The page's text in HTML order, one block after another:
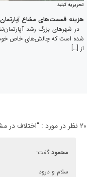
تحریریه کیلید
هزینه قسمت‌های مشاع
در شهرهای بزرگ رشد
شده است که چالش‌های خاص خود
از […]
۲۰ نظر در مورد : “ اختلاف در
محمود گفت:
سلام و درود